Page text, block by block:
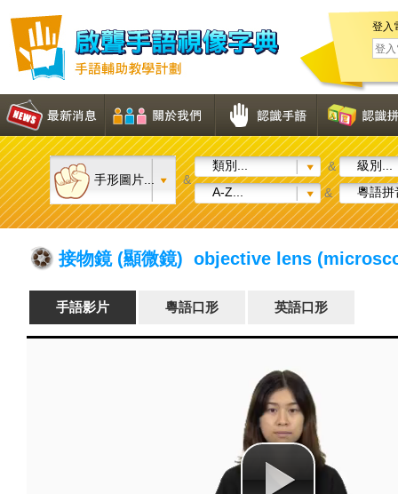
登入
手形圖片... &
類別... &
級別...
A-Z...
& 粵語拼
接物鏡 (顯微鏡) objective lens
手語影片 粵語口形 英語口形